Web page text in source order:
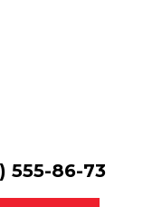
555-86-73